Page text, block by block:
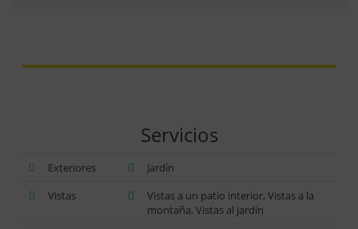
Servicios
Exteriores
Jardín
Vistas
Vistas a un patio interior, Vistas a la
montaña, Vistas al jardín